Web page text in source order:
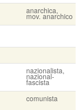
anarchica,
mov. anarchico
nazionalista,
nazional-
fascista
comunista